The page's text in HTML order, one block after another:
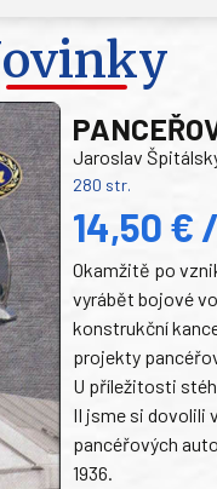
Jaroslav
280 str.
14,50 €
Okamžitě po
vyrábět bojové
konstrukční
projekty
U příležitosti
II jsme si dovolili
pancéřových
1936.